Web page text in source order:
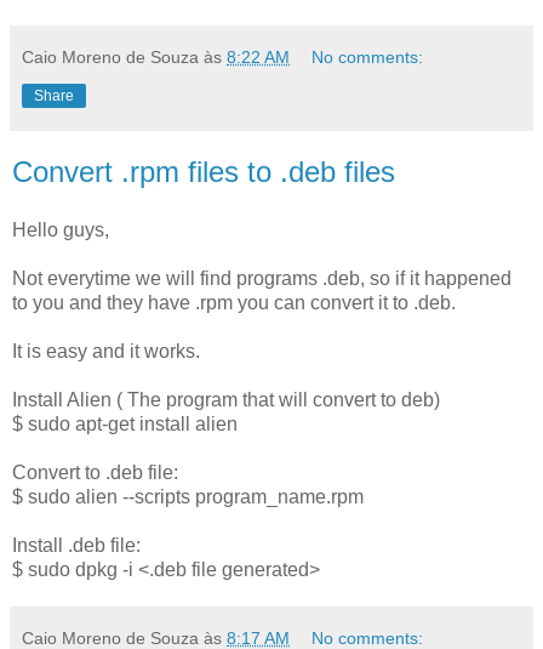
Caio Moreno de Souza às 8:22 AM No comments:
Share
Convert .rpm files to .deb files
Hello guys,
Not everytime we will find programs .deb, so if it happened
to you and they have .rpm you can convert it to .deb.
It is easy and it works.
Install Alien ( The program that will convert to deb)
$ sudo apt-get install alien
Convert to .deb file:
$ sudo alien --scripts program_name.rpm
Install .deb file:
$ sudo dpkg -i <.deb file generated>
Caio Moreno de Souza às 8:17 AM No comments: